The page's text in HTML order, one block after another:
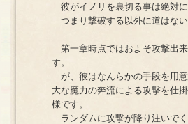
彼がイノリを裏切る事は絶対に
つまり撃破する以外に道はない
第一章時点ではおよそ攻撃出
す。
が、彼はなんらかの手段を用
大な魔力の奔流による攻撃を仕
様です。
ランダムに攻撃が降り注いでく